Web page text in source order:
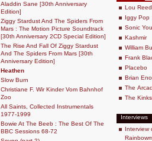
Aladdin Sane [30th Anniversary
Edition]
Ziggy Stardust And The Spiders From
Mars : The Motion Picture Soundtrack
[30th Anniversary 2CD Special Edition]
The Rise And Fall Of Ziggy Stardust
And The Spiders From Mars [30th
Anniversary Edition]
Heathen
Slow Burn
Christiane F. Wir Kinder Vom Bahnhof
Zoo
All Saints, Collected Instrumentals
1977-1999
Bowie At The Beeb : The Best Of The
BBC Sessions 68-72
Lou Reed
Iggy Pop
Sonic
Kashmir
William
Frank
Placebo
Brian Eno
The
The Kinks
Interviews
Interview